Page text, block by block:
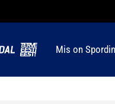
Mis on